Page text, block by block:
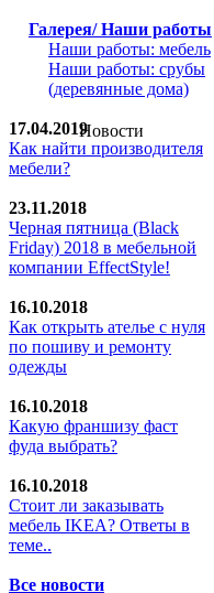
Галерея/ Наши работы
Наши работы: мебель
Наши работы: срубы
(деревянные дома)
Новости
17.04.2019
Как найти производителя
мебели?
23.11.2018
Черная пятница (Black
Friday) 2018 в мебельной
компании EffectStyle!
16.10.2018
Как открыть ателье с нуля
по пошиву и ремонту
одежды
16.10.2018
Какую франшизу фаст
фуда выбрать?
16.10.2018
Стoит ли заказывать
мебель IKEA? Ответы в
теме..
Все новости